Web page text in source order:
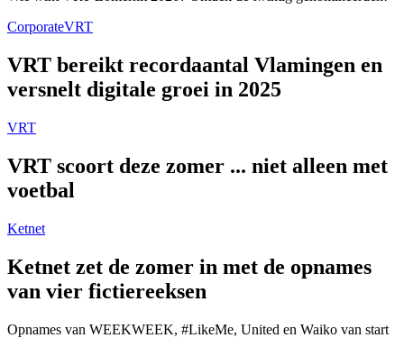
CorporateVRT
VRT bereikt recordaantal Vlamingen en
versnelt digitale groei in 2025
VRT
VRT scoort deze zomer ... niet alleen met
voetbal
Ketnet
Ketnet zet de zomer in met de opnames
van vier fictiereeksen
Opnames van WEEKWEEK, #LikeMe, United en Waiko van start